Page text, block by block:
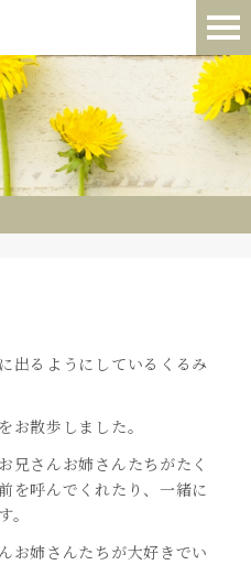
出るようにしているくるみ
お散歩しました。
兄さんお姉さんたちがたく
を呼んでくれたり、一緒に
お姉さんたちが大好きでい